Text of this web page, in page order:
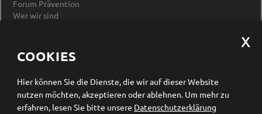
Forum Prävention
Wer wir sind
Cookieeinstellungen ändern
Newsletter Anmeldung
COOKIES
Hier können Sie die Dienste, die wir auf dieser Website
nutzen möchten, akzeptieren oder ablehnen. Um mehr zu
erfahren, lesen Sie bitte unsere Datenschutzerklärung